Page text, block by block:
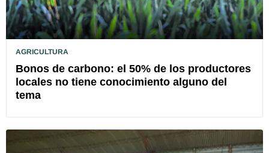
AGRICULTURA
Bonos de carbono: el 50% de los productores
locales no tiene conocimiento alguno del
tema